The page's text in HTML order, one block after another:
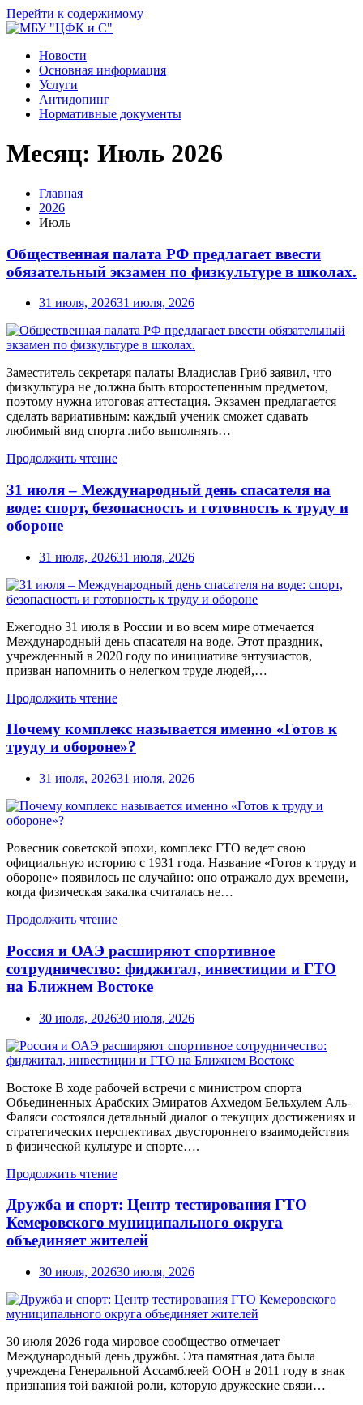
Перейти к содержимому
Новости
Основная информация
Услуги
Антидопинг
Нормативные документы
Месяц: Июль 2026
Главная
2026
Июль
Общественная палата РФ предлагает ввести
обязательный экзамен по физкультуре в школах.
31 июля, 202631 июля, 2026
Заместитель секретаря палаты Владислав Гриб заявил, что
физкультура не должна быть второстепенным предметом,
поэтому нужна итоговая аттестация. Экзамен предлагается
сделать вариативным: каждый ученик сможет сдавать
любимый вид спорта либо выполнять…
Продолжить чтение
31 июля – Международный день спасателя на
воде: спорт, безопасность и готовность к труду и
обороне
31 июля, 202631 июля, 2026
Ежегодно 31 июля в России и во всем мире отмечается
Международный день спасателя на воде. Этот праздник,
учрежденный в 2020 году по инициативе энтузиастов,
призван напомнить о нелегком труде людей,…
Продолжить чтение
Почему комплекс называется именно «Готов к
труду и обороне»?
31 июля, 202631 июля, 2026
Ровесник советской эпохи, комплекс ГТО ведет свою
официальную историю с 1931 года. Название «Готов к труду и
обороне» появилось не случайно: оно отражало дух времени,
когда физическая закалка считалась не…
Продолжить чтение
Россия и ОАЭ расширяют спортивное
сотрудничество: фиджитал, инвестиции и ГТО
на Ближнем Востоке
30 июля, 202630 июля, 2026
Востоке В ходе рабочей встречи с министром спорта
Объединенных Арабских Эмиратов Ахмедом Бельхулем Аль-
Фаляси состоялся детальный диалог о текущих достижениях и
стратегических перспективах двустороннего взаимодействия
в физической культуре и спорте….
Продолжить чтение
Дружба и спорт: Центр тестирования ГТО
Кемеровского муниципального округа
объединяет жителей
30 июля, 202630 июля, 2026
30 июля 2026 года мировое сообщество отмечает
Международный день дружбы. Эта памятная дата была
учреждена Генеральной Ассамблеей ООН в 2011 году в знак
признания той важной роли, которую дружеские связи…